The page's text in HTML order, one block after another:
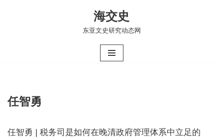
海交史
东亚文史研究动态网
任智勇
任智勇 | 税务司是如何在晚清政府管理体系中立足的